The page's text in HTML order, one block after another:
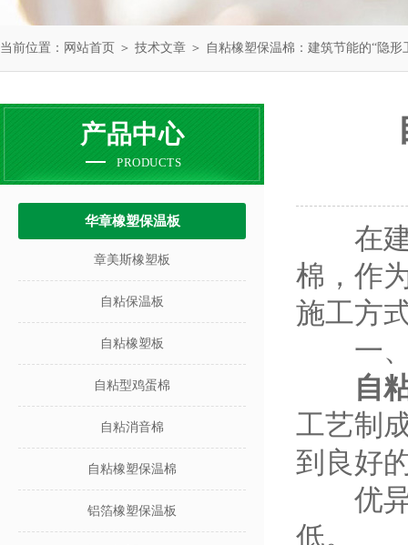
当前位置： 网站首页 ＞ 技术文章 ＞ 自粘橡塑保温棉：建筑节能的“隐形
产品中心
PRODUCTS
华章橡塑保温板
章美斯橡塑板
自粘保温板
自粘橡塑板
自粘型鸡蛋棉
自粘消音棉
自粘橡塑保温棉
铝箔橡塑保温板
在建
棉，作
施工方
一、
自
工艺制
到良好
优异
低。